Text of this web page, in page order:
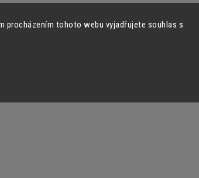
procházením tohoto webu vyjadřujete souhlas s